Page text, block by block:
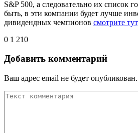
S&P 500, а следовательно их список
быть, в эти компании будет лучше
дивидендных чемпионов смотрите тут
0 1 210
Добавить комментарий
Ваш адрес email не будет опубликован.